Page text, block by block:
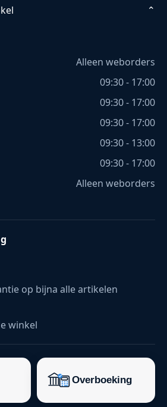
⌄
Alleen weborders
09:30 - 17:00
09:30 - 17:00
09:30 - 17:00
09:30 - 13:00
09:30 - 17:00
Alleen weborders
op bijna alle artikelen
winkel